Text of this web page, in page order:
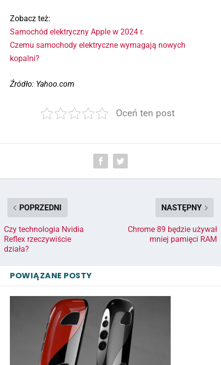
Zobacz też:
Samochód elektryczny Apple w 2024 r.
Czemu samochody elektryczne wymagają nowych
kopalni?
Źródło: Yahoo.com
Oceń ten post
POPRZEDNI
Czy technologia Nvidia
Reflex rzeczywiście
działa?
NASTĘPNY
Chrome 89 będzie używał
mniej pamięci RAM
POWIĄZANE POSTY